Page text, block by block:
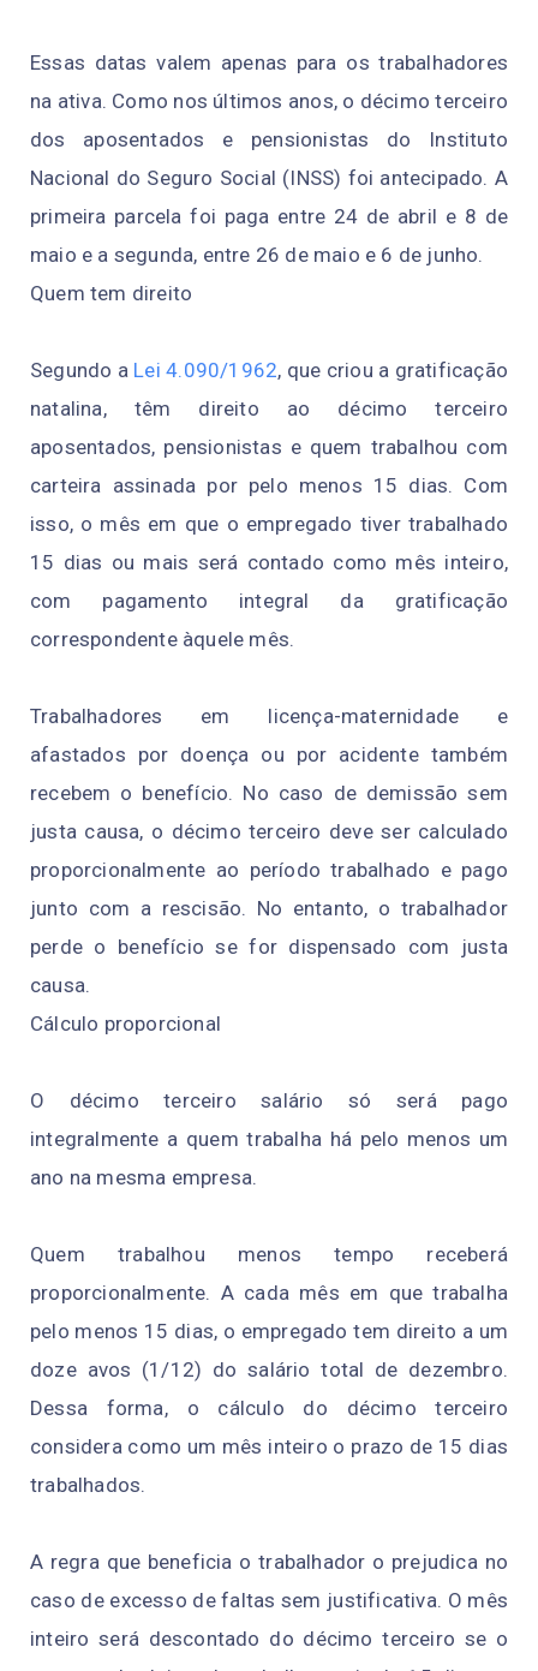
Essas datas valem apenas para os trabalhadores
na ativa. Como nos últimos anos, o décimo terceiro
dos aposentados e pensionistas do Instituto
Nacional do Seguro Social (INSS) foi antecipado. A
primeira parcela foi paga entre 24 de abril e 8 de
maio e a segunda, entre 26 de maio e 6 de junho.
Quem tem direito
Segundo a Lei 4.090/1962, que criou a gratificação
natalina, têm direito ao décimo terceiro
aposentados, pensionistas e quem trabalhou com
carteira assinada por pelo menos 15 dias. Com
isso, o mês em que o empregado tiver trabalhado
15 dias ou mais será contado como mês inteiro,
com pagamento integral da gratificação
correspondente àquele mês.
Trabalhadores em licença-maternidade e
afastados por doença ou por acidente também
recebem o benefício. No caso de demissão sem
justa causa, o décimo terceiro deve ser calculado
proporcionalmente ao período trabalhado e pago
junto com a rescisão. No entanto, o trabalhador
perde o benefício se for dispensado com justa
causa.
Cálculo proporcional
O décimo terceiro salário só será pago
integralmente a quem trabalha há pelo menos um
ano na mesma empresa.
Quem trabalhou menos tempo receberá
proporcionalmente. A cada mês em que trabalha
pelo menos 15 dias, o empregado tem direito a um
doze avos (1/12) do salário total de dezembro.
Dessa forma, o cálculo do décimo terceiro
considera como um mês inteiro o prazo de 15 dias
trabalhados.
A regra que beneficia o trabalhador o prejudica no
caso de excesso de faltas sem justificativa. O mês
inteiro será descontado do décimo terceiro se o